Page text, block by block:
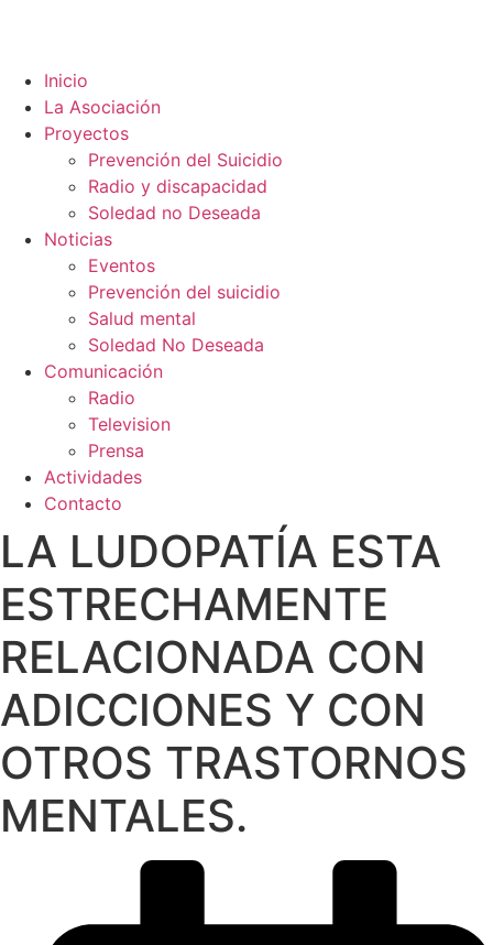
Inicio
La Asociación
Proyectos
Prevención del Suicidio
Radio y discapacidad
Soledad no Deseada
Noticias
Eventos
Prevención del suicidio
Salud mental
Soledad No Deseada
Comunicación
Radio
Television
Prensa
Actividades
Contacto
LA LUDOPATÍA ESTA
ESTRECHAMENTE
RELACIONADA CON
ADICCIONES Y CON
OTROS TRASTORNOS
MENTALES.